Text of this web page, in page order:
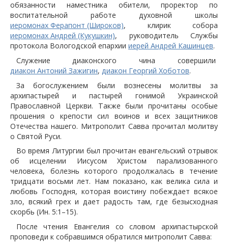
обязанности наместника обители, проректор по
воспитательной работе духовной школы
иеромонах Ферапонт (Широков), клирик собора
иеромонах Андрей (Кукушкин), руководитель Службы
протокола Вологодской епархии иерей Андрей Кашинцев.
Служение диаконского чина совершили
диакон Антоний Зажигин, диакон Георгий Хоботов.
За богослужением были вознесены молитвы за
архипастырей и пастырей гонимой Украинской
Православной Церкви. Также были прочитаны особые
прошения о крепости сил воинов и всех защитников
Отечества нашего. Митрополит Савва прочитал молитву
о Святой Руси.
Во время Литургии был прочитан евангельский отрывок
об исцелении Иисусом Христом парализованного
человека, болезнь которого продолжалась в течение
тридцати восьми лет. Нам показано, как велика сила и
любовь Господня, которая воистину побеждает всякое
зло, всякий грех и дает радость там, где безысходная
скорбь (Ин. 5:1–15).
После чтения Евангелия со словом архипастырской
проповеди к собравшимся обратился митрополит Савва: